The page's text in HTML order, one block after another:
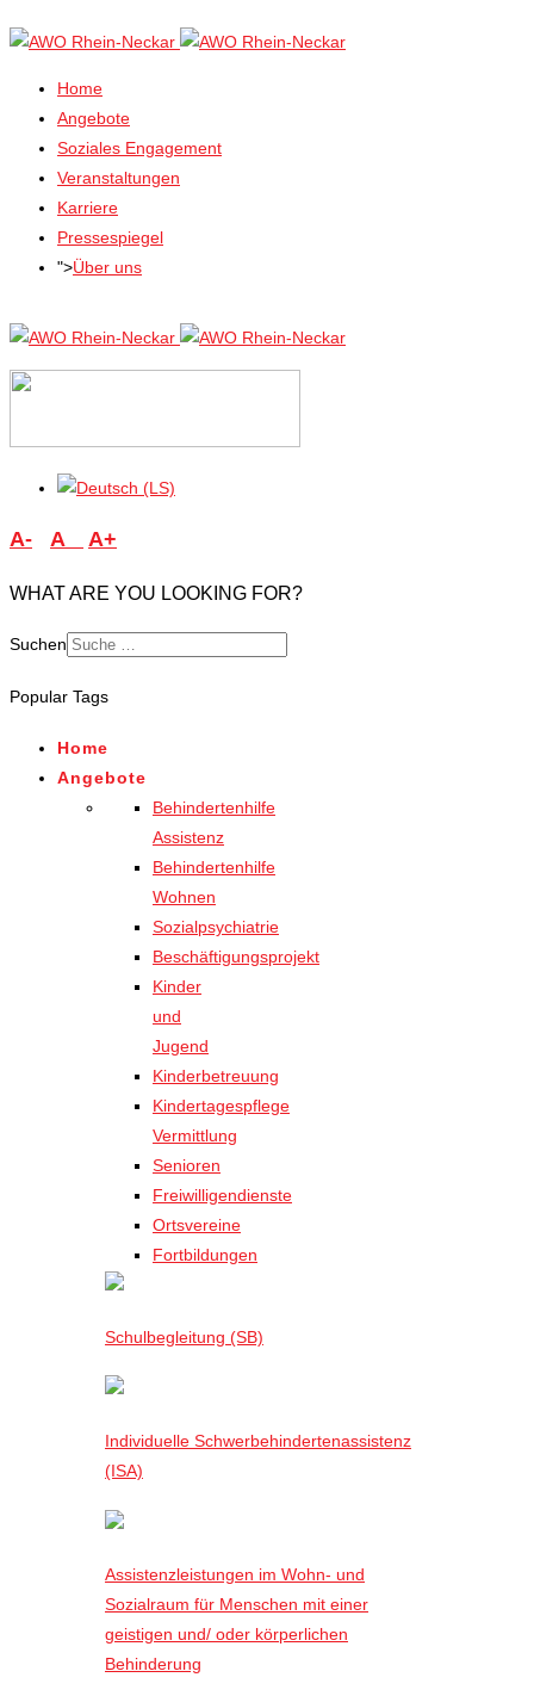
Home
Angebote
Soziales Engagement
Veranstaltungen
Karriere
Pressespiegel
">Über uns
A- A A+
WHAT ARE YOU LOOKING FOR?
Suchen
Popular Tags
Home
Angebote
Behindertenhilfe
Assistenz
Behindertenhilfe
Wohnen
Sozialpsychiatrie
Beschäftigungsprojekt
Kinder
und
Jugend
Kinderbetreuung
Kindertagespflege
Vermittlung
Senioren
Freiwilligendienste
Ortsvereine
Fortbildungen
Schulbegleitung (SB)
Individuelle Schwerbehindertenassistenz
(ISA)
Assistenzleistungen im Wohn- und
Sozialraum für Menschen mit einer
geistigen und/ oder körperlichen
Behinderung